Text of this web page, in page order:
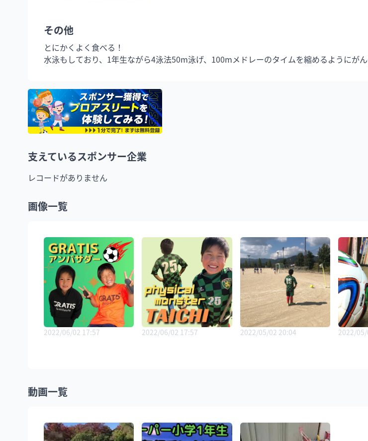
その他
とにかくよく食べる！
水泳もしており、1年生ながら4泳法50m泳げ、100mメドレーのタイムを縮めるようにがん
支えているスポンサー企業
レコードがありません
画像一覧
2022/06/02 17:57 2022/06/02 17:57 2022/05/02 20:04 2022/
動画一覧